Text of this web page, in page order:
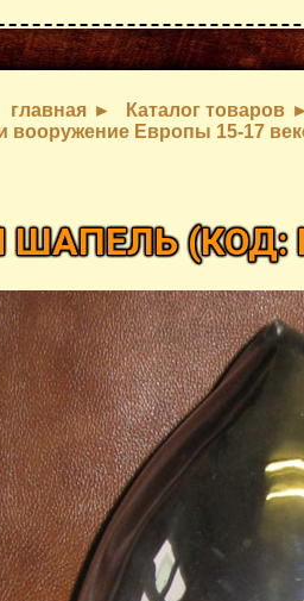
главная Каталог товаров
вооружение Европы 15-17
ШАПЕЛЬ(КОД: